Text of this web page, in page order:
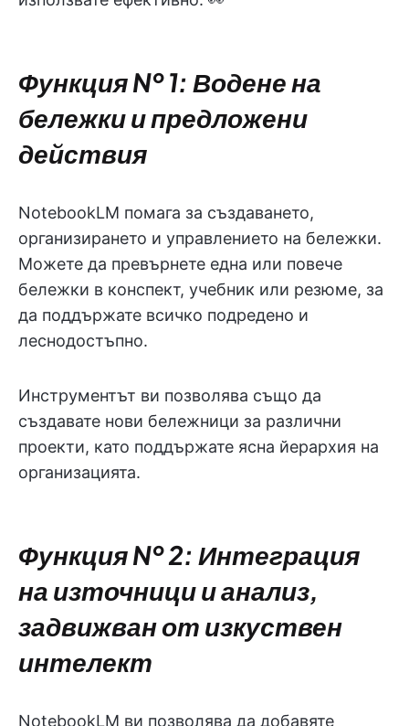
Функция № 1: Водене на
бележки и предложени
действия
NotebookLM помага за създаването,
организирането и управлението на бележки.
Можете да превърнете една или повече
бележки в конспект, учебник или резюме, за
да поддържате всичко подредено и
леснодостъпно.
Инструментът ви позволява също да
създавате нови бележници за различни
проекти, като поддържате ясна йерархия на
организацията.
Функция № 2: Интеграция
на източници и анализ,
задвижван от изкуствен
интелект
NotebookLM ви позволява да добавяте